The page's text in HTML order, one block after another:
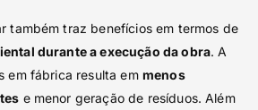
também traz benefícios em termos de
durante a execução da obra. A
em fábrica resulta em menos
e menor geração de resíduos. Além